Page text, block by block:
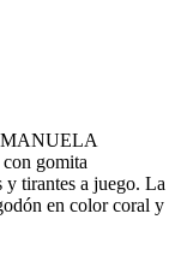
gomita
y tirantes a juego. La
en color coral y